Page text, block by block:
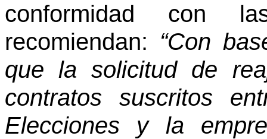
conformidad con
recomiendan: “Con
que la solicitud de
contratos suscritos
Elecciones y la